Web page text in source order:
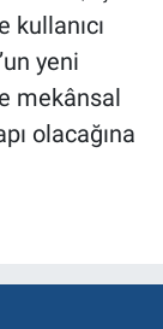
yeni
mekânsal
olacağına